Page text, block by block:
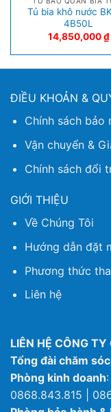
Tủ bia khô nước
4B50L
14,850,000₫
ĐIỀU KHOẢN &
Chính sách bảo
Vận chuyển &
Chính sách đổi
GIỚI THIỆU
Về Chúng Tôi
Hướng dẫn đặt
Phương thức
Liên hệ
LIÊN HỆ CÔNG
Tổng đài chăm
Phòng kinh doanh
0868.843.815 |